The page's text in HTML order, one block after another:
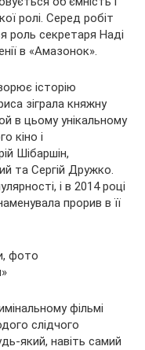
ролі. Серед робіт
роль секретаря Наді
в «Амазонок».
історію
зіграла княжну
в цьому унікальному
кіно і
Шібаршін,
та Сергій Дружко.
і в 2014 році
прорив в її
фільмі
слідчого
який, навіть самий